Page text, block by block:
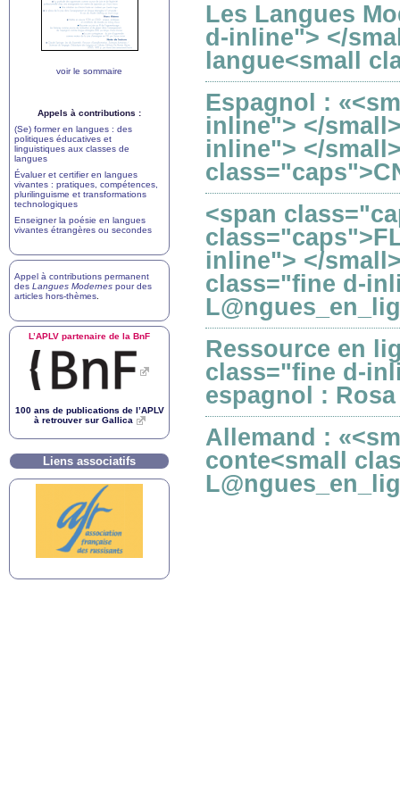
Les Langues
d-inline"> </
langue<small
Espagnol :
inline"> </
inline"> </
<span
inline"> </
class="fine d-
Ressource en
class="fine d-
espagnol :
Allemand :
conte<small
voir le sommaire
Appels à contributions :
(Se) former en langues : des
politiques éducatives et
linguistiques aux classes de
langues
Évaluer et certifier en langues
vivantes : pratiques, compétences,
plurilinguisme et transformations
technologiques
Enseigner la poésie en langues
vivantes étrangères ou secondes
Appel à contributions permanent
des Langues Modernes pour des
articles hors-thèmes
L’APLV partenaire de la BnF
100 ans de publications de l’APLV
à retrouver sur Gallica
Liens associatifs